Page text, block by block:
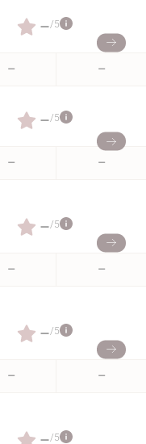
–/5
– –
–/5
– –
–/5
– –
–/5
– –
–/5